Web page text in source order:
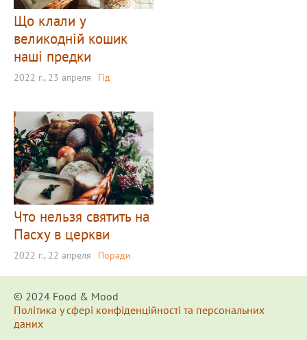
Що клали у
великодній кошик
наші предки
2022 г., 23 апреля Гід
Что нельзя святить на
Пасху в церкви
2022 г., 22 апреля Поради
© 2024 Food & Мood
Політика у сфері конфіденційності та персональних
даних